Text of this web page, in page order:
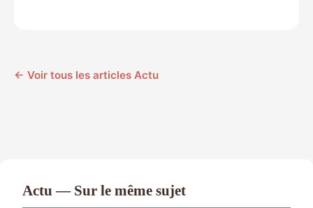
← Voir tous les articles Actu
Actu — Sur le même sujet